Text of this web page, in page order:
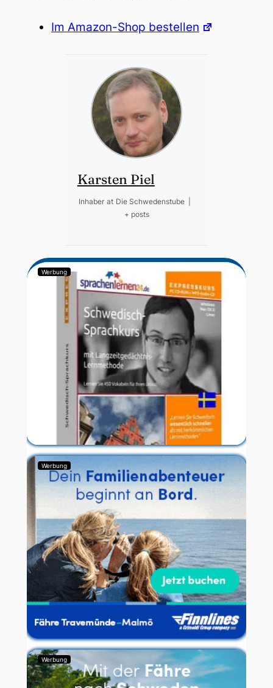
Im Amazon-Shop bestellen
Karsten Piel
Inhaber at Die Schwedenstube
+ posts
Werbung
Werbung
Werbung